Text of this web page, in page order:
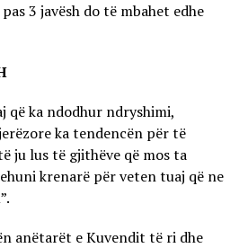
3 javësh do të mbahet edhe
që ka ndodhur ndryshimi,
ka tendencën për të
ju lus të gjithëve që mos ta
krenarë për veten tuaj që ne
anëtarët e Kuvendit të ri dhe